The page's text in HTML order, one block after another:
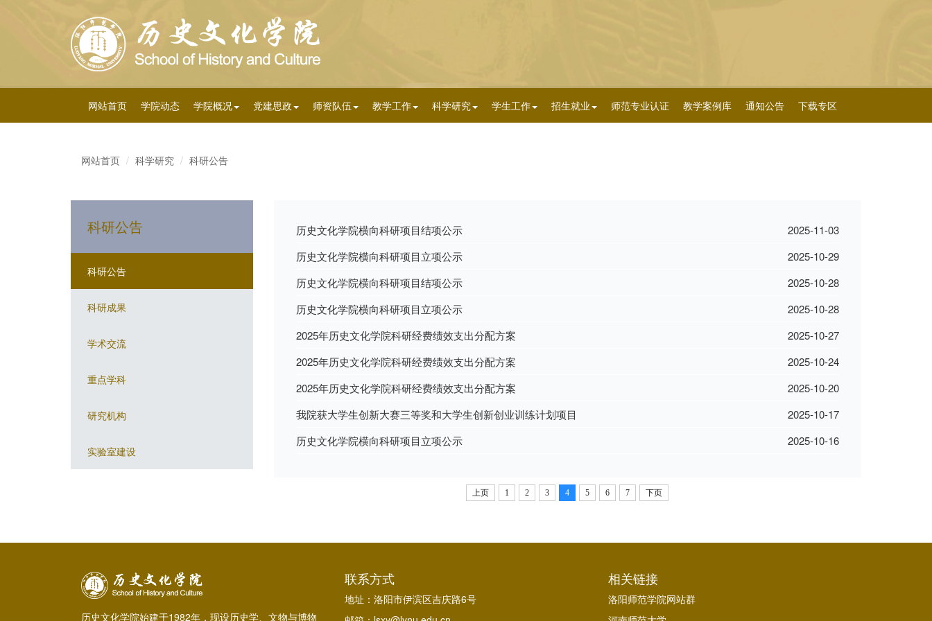
网站首页 学院动态 学院概况 党建思政 师资队伍 教学工作 科学研究 学生工作 招生就业 师范专业认证 教学案例库 通知公告 下载专区
网站首页 科学研究 科研公告
科研公告
科研公告
科研成果
学术交流
重点学科
研究机构
实验室建设
历史文化学院横向科研项目结项公示
2025-11-03
历史文化学院横向科研项目立项公示
2025-10-29
历史文化学院横向科研项目结项公示
2025-10-28
历史文化学院横向科研项目立项公示
2025-10-28
2025年历史文化学院科研经费绩效支出分配方案
2025-10-27
2025年历史文化学院科研经费绩效支出分配方案
2025-10-24
2025年历史文化学院科研经费绩效支出分配方案
2025-10-20
我院获大学生创新大赛三等奖和大学生创新创业训练计划项目
2025-10-17
历史文化学院横向科研项目立项公示
2025-10-16
上页 1 2 3 4 5 6 7 下页
历史文化学院始建于1982年，现设历史学、文物与博物
联系方式
地址：洛阳市伊滨区吉庆路6号
相关链接
洛阳师范学院网站群